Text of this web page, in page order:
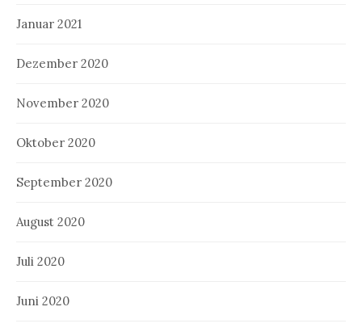
Januar 2021
Dezember 2020
November 2020
Oktober 2020
September 2020
August 2020
Juli 2020
Juni 2020